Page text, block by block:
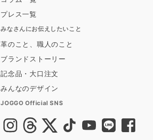
プレス一覧
みなさんにお伝えしたいこと
革のこと、職人のこと
ブランドストーリー
記念品・大口注文
みんなのデザイン
JOGGO Official SNS